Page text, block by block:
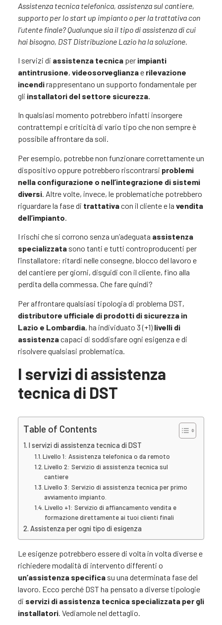
Assistenza tecnica telefonica, assistenza sul cantiere,
supporto per lo start up impianto o per la trattativa con
l’utente finale? Qualunque sia il tipo di assistenza di cui
hai bisogno, DST Distribuzione Lazio ha la soluzione.
I servizi di assistenza tecnicaper impianti
antintrusione, videosorveglianzae rilevazione
incendirappresentano un supporto fondamentale per
gli installatori del settore sicurezza.
In qualsiasi momento potrebbero infatti insorgere
contrattempi e criticità di vario tipo che non sempre è
possibile affrontare da soli.
Per esempio, potrebbe non funzionare correttamente un
dispositivo oppure potrebbero riscontrarsi problemi
nella configurazione o nell’integrazione di sistemi
diversi. Altre volte, invece, le problematiche potrebbero
riguardare la fase di trattativacon il cliente e la vendita
dell’impianto
I rischi che si corrono senza un’adeguata assistenza
specializzatasono tanti e tutti controproducenti per
l’installatore: ritardi nelle consegne, blocco del lavoro e
del cantiere per giorni, disguidi con il cliente, fino alla
perdita della commessa. Che fare quindi?
Per affrontare qualsiasi tipologia di problema DST,
distributore ufficiale di prodotti di sicurezza in
Lazio e Lombardia, ha individuato 3 (+1) livelli di
assistenzacapaci di soddisfare ogni esigenza e di
risolvere qualsiasi problematica.
I servizi di assistenza
tecnica di DST
Table of Contents
I servizi di assistenza tecnica di DST
Livello 1: Assistenza telefonica o da remoto
Livello 2: Servizio di assistenza tecnica sul
cantiere
Livello 3: Servizio di assistenza tecnica per primo
avviamento impianto.
Livello +1: Servizio di affiancamento vendita e
formazione direttamente ai tuoi clienti finali
Assistenza per ogni tipo di esigenza
Le esigenze potrebbero essere di volta in volta diverse e
richiedere modalità di intervento differenti o
un’assistenza specificasu una determinata fase del
lavoro. Ecco perché DST ha pensato a diverse tipologie
di servizi di assistenza tecnica specializzata per gli
installatori. Vediamole nel dettaglio.